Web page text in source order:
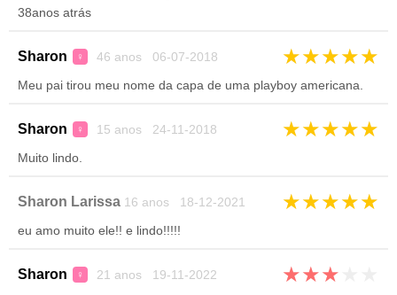
38anos atrás
Sharon ♀ 46 anos 06-07-2018 ★★★★★
Meu pai tirou meu nome da capa de uma playboy americana.
Sharon ♀ 15 anos 24-11-2018 ★★★★★
Muito lindo.
Sharon Larissa 16 anos 18-12-2021 ★★★★★
eu amo muito ele!! e lindo!!!!!
Sharon ♀ 21 anos 19-11-2022 ★★★